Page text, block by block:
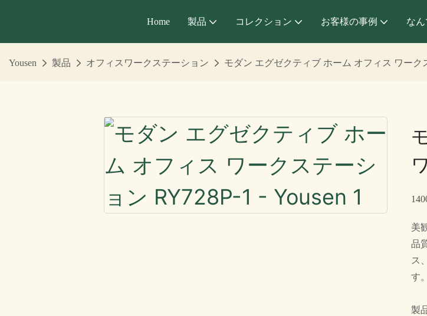
Home 製品 コレクション お客様の事例 な
Yousen 製品 オフィスワークステーション モダン エグゼクティブ ホーム オフィス ワーク
美
品
ス
す。
製